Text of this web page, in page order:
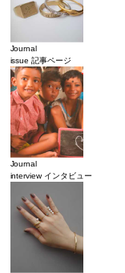
Journal
issue 記事ページ
Journal
interview インタビュー